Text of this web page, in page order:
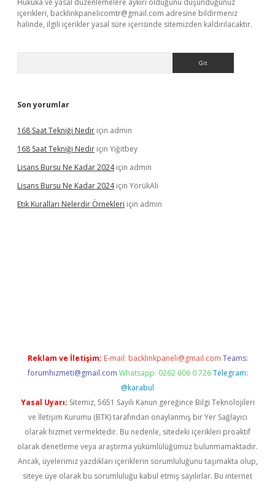
Hukuka ve yasal düzenlemelere aykırı olduğunu düşündüğünüz
içerikleri, backlinkpanelicomtr@gmail.com adresine bildirmeniz
halinde, ilgili içerikler yasal süre içerisinde sitemizden kaldırılacaktır.
Son yorumlar
168 Saat Tekniği Nedir için admin
168 Saat Tekniği Nedir için Yiğitbey
Lisans Bursu Ne Kadar 2024için admin
Lisans Bursu Ne Kadar 2024için YörükAli
Etik Kuralları Nelerdir Örnekleri için admin
Reklam ve İletişim: E-mail: backlinkpaneli@gmail.com Teams:
forumhizmeti@gmail.com Whatsapp: 0262 606 0 726 Telegram:
@karabul
Yasal Uyarı: Sitemiz, 5651 Sayılı Kanun gereğince Bilgi Teknolojileri
ve İletişim Kurumu (BTK) tarafından onaylanmış bir Yer Sağlayıcı
olarak hizmet vermektedir. Bu nedenle, sitedeki içerikleri proaktif
olarak denetleme veya araştırma yükümlülüğümüz bulunmamaktadır.
Ancak, üyelerimiz yazdıkları içeriklerin sorumluluğunu taşımakta olup,
siteye üye olarak bu sorumluluğu kabul etmiş sayılırlar. Bu internet